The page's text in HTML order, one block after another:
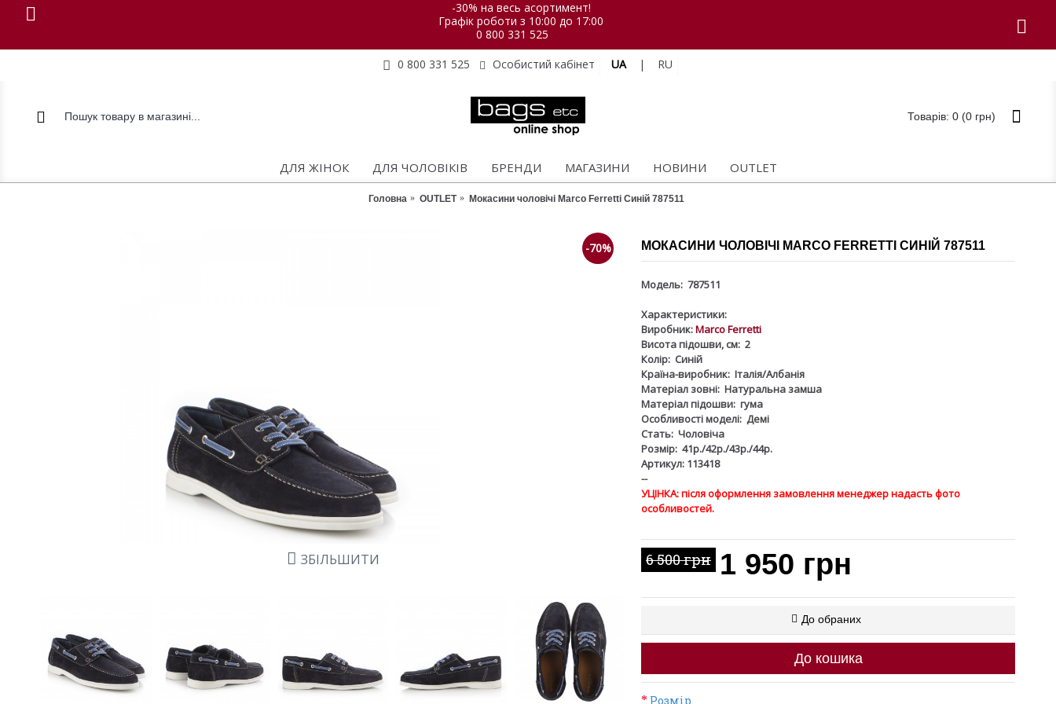
-30% на весь асортимент!
Графік роботи з 10:00 до 17:00
0 800 331 525
0 800 331 525
Особистий кабінет UA | RU
Товарів: 0 (0 грн)
ДЛЯ ЖІНОК ДЛЯ ЧОЛОВІКІВ БРЕНДИ МАГАЗИНИ НОВИНИ OUTLET
Головна OUTLET Мокасини чоловічі Marco Ferretti Синій 787511
-70%
ЗБІЛЬШИТИ
МОКАСИНИ ЧОЛОВІЧІ MARCO FERRETTI СИНІЙ 787511
Модель: 787511
Характеристики:
Виробник:Marco Ferretti
Висота підошви, см: 2
Колір: Синій
Країна-виробник: Італія/Албанія
Матеріал зовні: Натуральна замша
Матеріал підошви: гума
Особливості моделі: Демі
Стать: Чоловіча
Розмір: 41р./42р./43р./44р.
Артикул: 113418
--
УЦІНКА: після оформлення замовлення менеджер надасть фото
особливостей.
6 500 грн 1 950 грн
До обраних
До кошика
Розмір